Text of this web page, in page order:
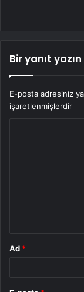
Bir yanıt yazın
E-posta adresiniz
işaretlenmişlerdir
Ad *